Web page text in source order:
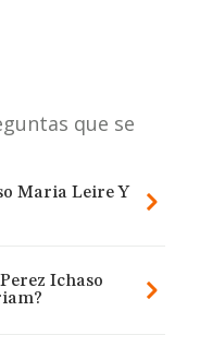
que se
Maria Leire Y
Ichaso